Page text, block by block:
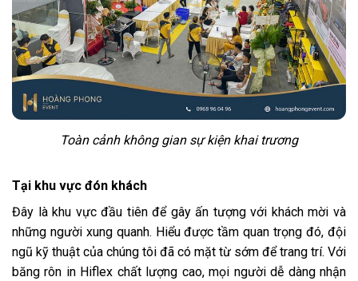
Toàn cảnh không gian sự kiện khai trương
Tại khu vực đón khách
Đây là khu vực đầu tiên để gây ấn tượng với khách mời và
những người xung quanh. Hiểu được tầm quan trọng đó, đội
ngũ kỹ thuật của chúng tôi đã có mặt từ sớm để trang trí. Với
băng rôn in Hiflex chất lượng cao, mọi người dễ dàng nhận